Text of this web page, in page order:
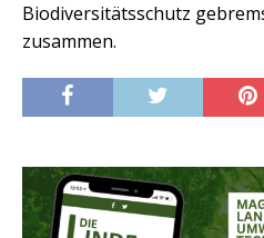
Biodiversitätsschutz
zusammen.